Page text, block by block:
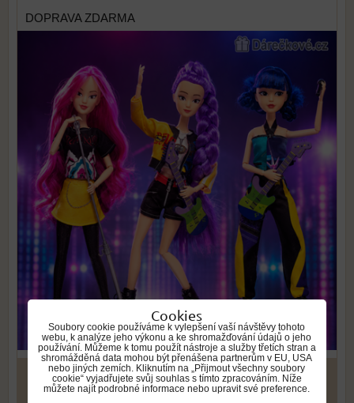
DOPRAVA ZDARMA
od 509 Kč
Cookies
Soubory cookie používáme k vylepšení vaší návštěvy tohoto
webu, k analýze jeho výkonu a ke shromažďování údajů o jeho
používání. Můžeme k tomu použít nástroje a služby třetích stran a
shromážděná data mohou být přenášena partnerům v EU, USA
nebo jiných zemích. Kliknutím na „Přijmout všechny soubory
cookie“ vyjadřujete svůj souhlas s tímto zpracováním. Níže
můžete najít podrobné informace nebo upravit své preference.